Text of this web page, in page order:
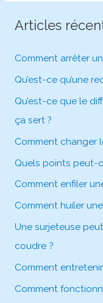
Articles
Comment arrêter
Qu’est-ce qu’une
Qu’est-ce que le
ça sert ?
Comment changer
Quels points peut-
Comment enfiler
Comment huiler
Une surjeteuse
coudre ?
Comment
Comment